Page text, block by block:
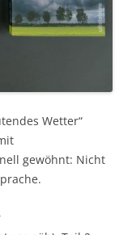
Wetter“
gewöhnt: Nicht